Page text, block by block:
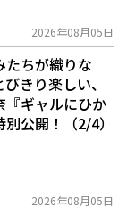
2026年08月05日
たちが織りな
きり楽しい、
ギャルにひか
公開！（2/4）
2026年08月05日